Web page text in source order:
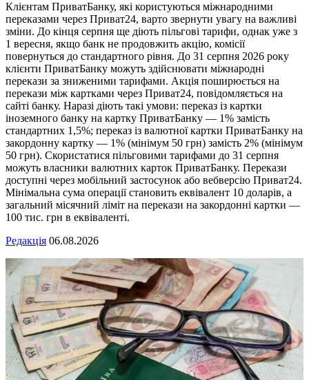
Клієнтам ПриватБанку, які користуються міжнародними
переказами через Приват24, варто звернути увагу на важливі
зміни. До кінця серпня ще діють пільгові тарифи, однак уже з
1 вересня, якщо банк не продовжить акцію, комісії
повернуться до стандартного рівня. До 31 серпня 2026 року
клієнти ПриватБанку можуть здійснювати міжнародні
перекази за зниженими тарифами. Акція поширюється на
перекази між картками через Приват24, повідомляється на
сайті банку. Наразі діють такі умови: переказ із картки
іноземного банку на картку ПриватБанку — 1% замість
стандартних 1,5%; переказ із валютної картки ПриватБанку на
закордонну картку — 1% (мінімум 50 грн) замість 2% (мінімум
50 грн). Скористатися пільговими тарифами до 31 серпня
можуть власники валютних карток ПриватБанку. Перекази
доступні через мобільний застосунок або вебверсію Приват24.
Мінімальна сума операції становить еквівалент 10 доларів, а
загальний місячний ліміт на перекази на закордонні картки —
100 тис. грн в еквіваленті.
Редакція 06.08.2026